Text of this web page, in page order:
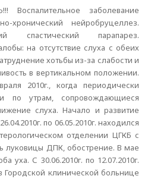
Воспалительное заболевание
хронический нейробруцеллез.
спастический парапарез.
на отсутствие слуха с обеих
хотьбы из-за слабости и
в вертикальном положении.
2010г., когда периодически
по утрам, сопровождающиеся
слуха. Начало и развитие
по 06.05.2010г. находился
отделении ЦГКБ с
луковицы ДПК, обострение. В мае
уха. С 30.06.2010г. по 12.07.2010г.
Городской клинической больнице